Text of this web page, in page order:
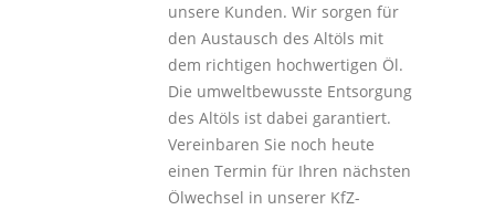
unsere Kunden. Wir sorgen für
den Austausch des Altöls mit
dem richtigen hochwertigen Öl.
Die umweltbewusste Entsorgung
des Altöls ist dabei garantiert.
Vereinbaren Sie noch heute
einen Termin für Ihren nächsten
Ölwechsel in unserer KfZ-